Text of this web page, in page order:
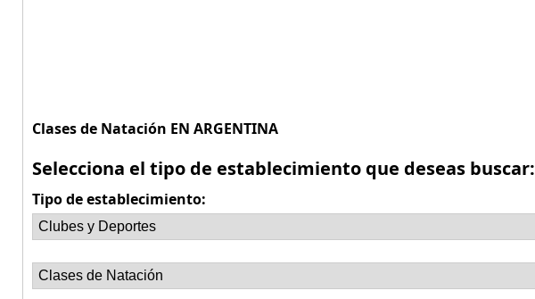
Clases de Natación EN ARGENTINA
Selecciona el tipo de establecimiento que deseas buscar:
Tipo de establecimiento: